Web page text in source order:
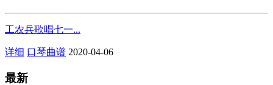
工农兵歌唱七一...
详细 口琴曲谱 2020-04-06
最新